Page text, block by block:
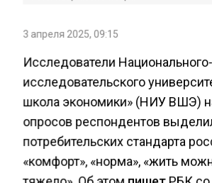
3 апреля 2025, 09:15
Исследователи Национального-
исследовательского
школа экономики» (НИУ ВШЭ)
опросов респондентов
потребительских стандарта
«комфорт», «норма», «жить
тяжело». Об этом пишет РБК со